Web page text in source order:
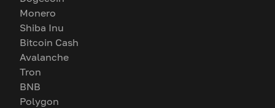
Monero
Shiba Inu
Bitcoin Cash
Avalanche
Tron
BNB
Polygon